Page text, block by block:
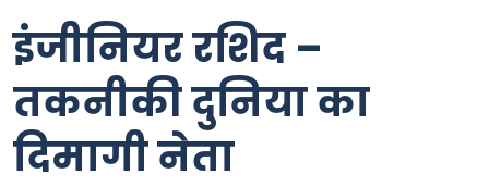
इंजीनियर रशिद –
तकनीकी दुनिया का
दिमागी नेता